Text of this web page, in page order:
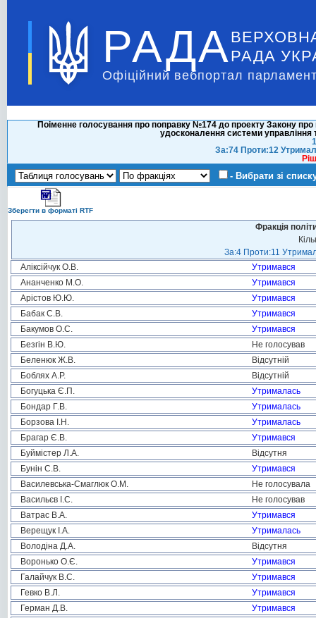
РАДА РАДА
Офіційний вебпортал
Поіменне голосування про поправку №174 до проекту Закону
удосконалення системи управління
За:74 Проти:12
- Вибрати зі
Зберегти в форматі RTF
Фракція
За:4 Проти:11
Аліксійчук О.В.
Утримався
Ананченко М.О.
Утримався
Арістов Ю.Ю.
Утримався
Бабак С.В.
Утримався
Бакумов О.С.
Утримався
Безгін В.Ю.
Не голосував
Беленюк Ж.В.
Відсутній
Боблях А.Р.
Відсутній
Богуцька Є.П.
Утрималась
Бондар Г.В.
Утрималась
Борзова І.Н.
Утрималась
Брагар Є.В.
Утримався
Буймістер Л.А.
Відсутня
Бунін С.В.
Утримався
Василевська-Смаглюк О.М.
Не голосувала
Васильєв І.С.
Не голосував
Ватрас В.А.
Утримався
Верещук І.А.
Утрималась
Володіна Д.А.
Відсутня
Воронько О.Є.
Утримався
Галайчук В.С.
Утримався
Гевко В.Л.
Утримався
Герман Д.В.
Утримався